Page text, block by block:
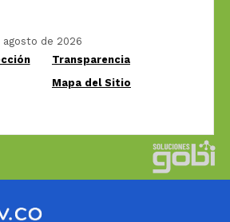
de 2026
Transparencia
Mapa del Sitio